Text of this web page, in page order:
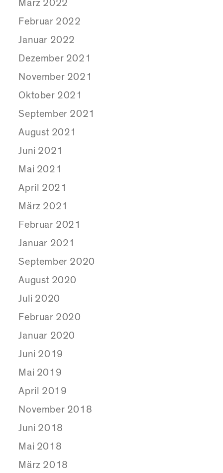
März 2022
Februar 2022
Januar 2022
Dezember 2021
November 2021
Oktober 2021
September 2021
August 2021
Juni 2021
Mai 2021
April 2021
März 2021
Februar 2021
Januar 2021
September 2020
August 2020
Juli 2020
Februar 2020
Januar 2020
Juni 2019
Mai 2019
April 2019
November 2018
Juni 2018
Mai 2018
März 2018